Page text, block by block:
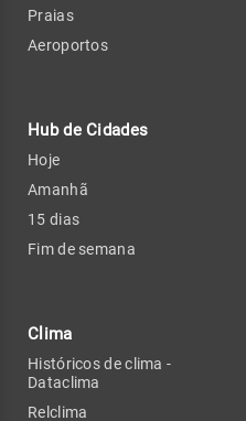
Praias
Aeroportos
Hub de Cidades
Hoje
Amanhã
15 dias
Fim de semana
Clima
Históricos de clima -
Dataclima
Relclima